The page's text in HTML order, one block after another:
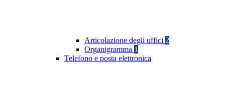
Articolazione degli uffici 2
Organigramma 1
Telefono e posta elettronica